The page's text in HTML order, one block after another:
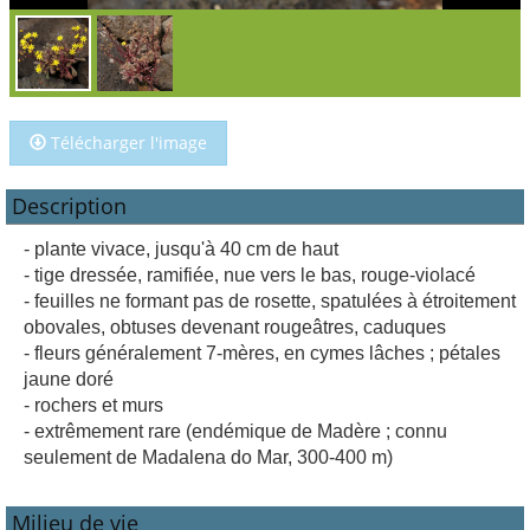
Télécharger l'image
Description
- plante vivace, jusqu'à 40 cm de haut
- tige dressée, ramifiée, nue vers le bas, rouge-violacé
- feuilles ne formant pas de rosette, spatulées à étroitement
obovales, obtuses devenant rougeâtres, caduques
- fleurs généralement 7-mères, en cymes lâches ; pétales
jaune doré
- rochers et murs
- extrêmement rare (endémique de Madère ; connu
seulement de Madalena do Mar, 300-400 m)
Milieu de vie